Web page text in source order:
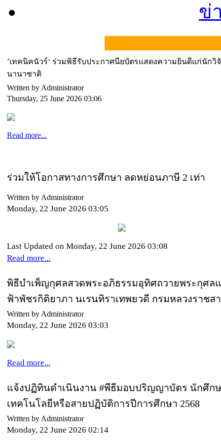
ข่
’เทคนิคนัวร์‘ ร่วมพิธีรับประกาศนียบัตรแสดงความยินดีแก่นักวิ
นานาชาติ
Written by Administrator
Thursday, 25 June 2026 03:06
Read more...
ร่วมให้โอกาสทางการศึกษา ลดหย่อนภาษี 2 เท่า
Written by Administrator
Monday, 22 June 2026 03:05
Last Updated on Monday, 22 June 2026 03:08
Read more...
พิธีบำเพ็ญกุศลสวดพระอภิธรรมอุทิศถวายพระกุศลแ
ฟ้าพัชรกิติยาภา นเรนทิราเทพยวดี กรมหลวงราช
Written by Administrator
Monday, 22 June 2026 03:03
Read more...
แจ้งปฏิทินดำเนินงาน #พีธีมอบปริญญาบัตร นักศึก
เทคโนโลยีหรือสายปฏิบัติการปีการศึกษา 2568
Written by Administrator
Monday, 22 June 2026 02:14